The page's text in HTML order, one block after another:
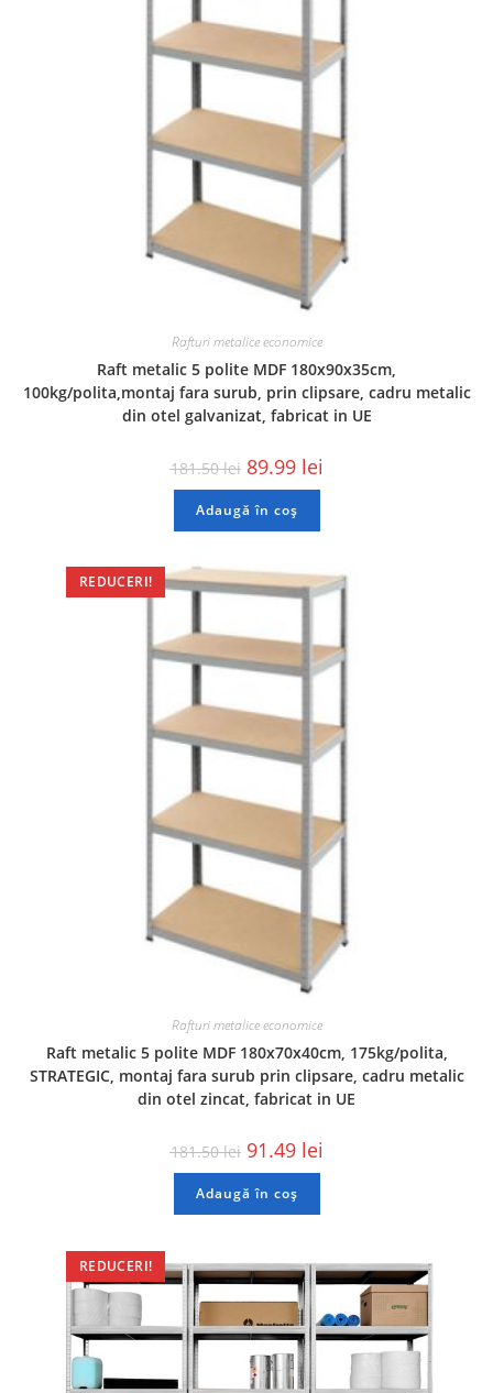
Rafturi metalice economice
Raft metalic 5 polite MDF 180x90x35cm,
100kg/polita,montaj fara surub, prin clipsare, cadru metalic
din otel galvanizat, fabricat in UE
181.50lei 89.99 lei
Adaugă în coș
REDUCERI!
Rafturi metalice economice
Raft metalic 5 polite MDF 180x70x40cm, 175kg/polita,
STRATEGIC, montaj fara surub prin clipsare, cadru metalic
din otel zincat, fabricat in UE
181.50lei 91.49 lei
Adaugă în coș
REDUCERI!